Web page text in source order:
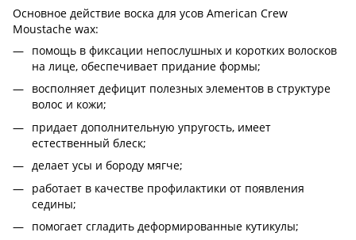
Основное действие воска для усов American Crew
Moustache wax:
помощь в фиксации непослушных и коротких волосков
на лице, обеспечивает придание формы;
восполняет дефицит полезных элементов в структуре
волос и кожи;
придает дополнительную упругость, имеет
естественный блеск;
делает усы и бороду мягче;
работает в качестве профилактики от появления
седины;
помогает сгладить деформированные кутикулы;